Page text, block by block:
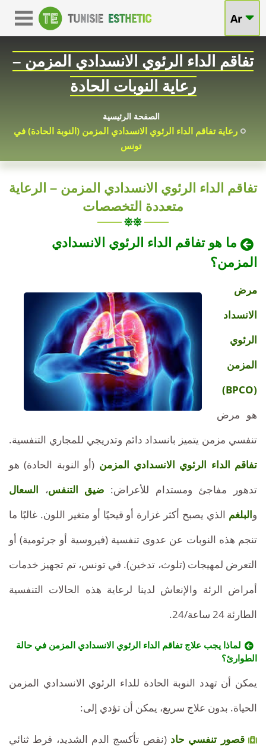
تفاقم
الداء
في
تفاقم
الداء
الرئوي
الانسدادي
المزمن
رعاية
النوبات
Ar
تفاقم الداء الرئوي الانسدادي المزمن –
رعاية النوبات الحادة
الصفحة الرئيسية
رعاية تفاقم الداء الرئوي الانسدادي المزمن (النوبة الحادة) في
تونس
تفاقم الداء الرئوي الانسدادي المزمن – الرعاية
متعددة التخصصات
ما هو تفاقم الداء الرئوي الانسدادي
المزمن؟
مرض
الانسداد
الرئوي
المزمن
(BPCO)
هو مرض
تنفسي مزمن يتميز بانسداد دائم وتدريجي للمجاري التنفسية.
تفاقم الداء الرئوي الانسدادي المزمن (أو النوبة الحادة) هو
تدهور مفاجئ ومستدام للأعراض: ضيق التنفس، السعال
والبلغم الذي يصبح أكثر غزارة أو قيحيًا أو متغير اللون. غالبًا ما
تنجم هذه النوبات عن عدوى تنفسية (فيروسية أو جرثومية) أو
التعرض لمهيجات (تلوث، تدخين). في تونس، تم تجهيز خدمات
أمراض الرئة والإنعاش لدينا لرعاية هذه الحالات التنفسية
الطارئة 24 ساعة/24.
لماذا يجب علاج تفاقم الداء الرئوي الانسدادي المزمن في حالة
الطوارئ؟
يمكن أن تهدد النوبة الحادة للداء الرئوي الانسدادي المزمن
الحياة. بدون علاج سريع، يمكن أن تؤدي إلى:
قصور تنفسي حاد (نقص تأكسج الدم الشديد، فرط ثنائي